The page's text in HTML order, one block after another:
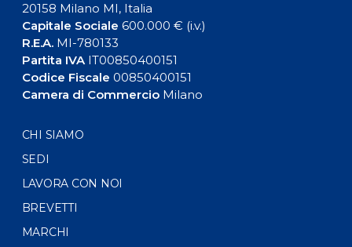
20158 Milano MI, Italia
Capitale Sociale 600.000 € (i.v.)
R.E.A.MI-780133
Partita IVAIT00850400151
Codice Fiscale 00850400151
Camera di CommercioMilano
CHI SIAMO
SEDI
LAVORA CON NOI
BREVETTI
MARCHI